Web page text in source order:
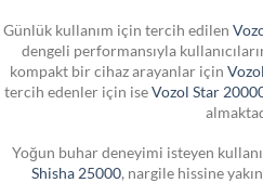
Günlük kullanım için tercih edilen
dengeli performansıyla
kompakt bir cihaz arayanlar için
tercih edenler için iseVozol Star
Yoğun buhar deneyimi isteyen
Shisha 25000 , nargile hissine